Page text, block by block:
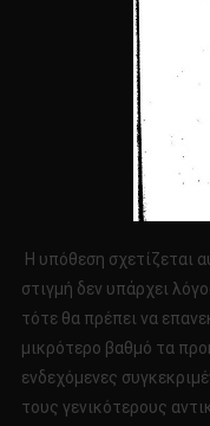
Η υπόθεση σχετίζεται
στιγμή δεν υπάρχει
τότε θα πρέπει να
μικρότερο βαθμό τα
ενδεχόμενες
τους γενικότερους